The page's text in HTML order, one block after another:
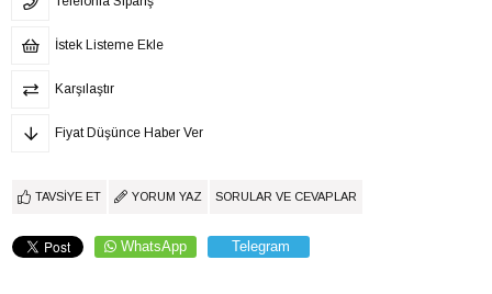
İstek Listeme Ekle
Karşılaştır
Fiyat Düşünce Haber Ver
TAVSIYE ET YORUM YAZ SORULAR VE CEVAPLAR
WhatsApp Telegram